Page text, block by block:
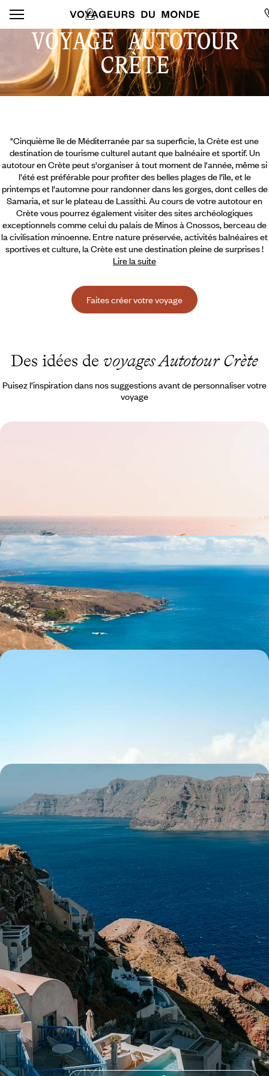
VOYAGE AUTOTOUR
CRÈTE
"Cinquième île de Méditerranée par sa superficie, la Crète est une
destination de tourisme culturel autant que balnéaire et sportif. Un
autotour en Crète peut s'organiser à tout moment de l'année, même si
l'été est préférable pour profiter des belles plages de l'île, et le
printemps et l'automne pour randonner dans les gorges, dont celles de
Samaria, et sur le plateau de Lassithi. Au cours de votre autotour en
Crète vous pourrez également visiter des sites archéologiques
exceptionnels comme celui du palais de Minos à Cnossos, berceau de
la civilisation minoenne. Entre nature préservée, activités balnéaires et
sportives et culture,la Crète est une destination pleine de surprises !
Lire la suite
Faites créer votre voyage
Des idées de voyages Autotour Crète
Puisez l’inspiration dans nos suggestions avant de personnaliser votre
voyage
Toute la tribu loin des foules - Au Sud, une Crète
sauvage et préservée
Élargir vos horizons tous ensemble en plongeant, à l'ouest puis au sud,
dans l'arrière-pays crétois
12 jours, de 4300 à 5800 $ CA
Grèce continentale, Crète, Cyclades - Périple en
terre hellénique
Un grand voyage de trois semaines à travers toute la Grèce pour en
apprécier tous les contrastes
24 jours, de 9200 à 11200 $ CA
1
Le GuideAutotour Crète
Conseils pratiques, témoignages et inspirations pour bien préparer son
voyage